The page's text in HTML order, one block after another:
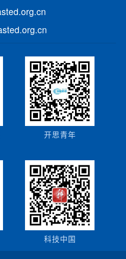
开思青年
科技中国